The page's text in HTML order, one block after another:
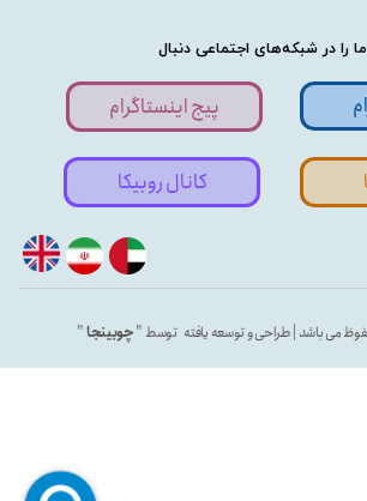
را در شبکه‌های اجتماعی دنبال
می باشد | طراحی و توسعه یافته توسط "چوبینجا"
پیج اینستاگرام
کانال روبیکا